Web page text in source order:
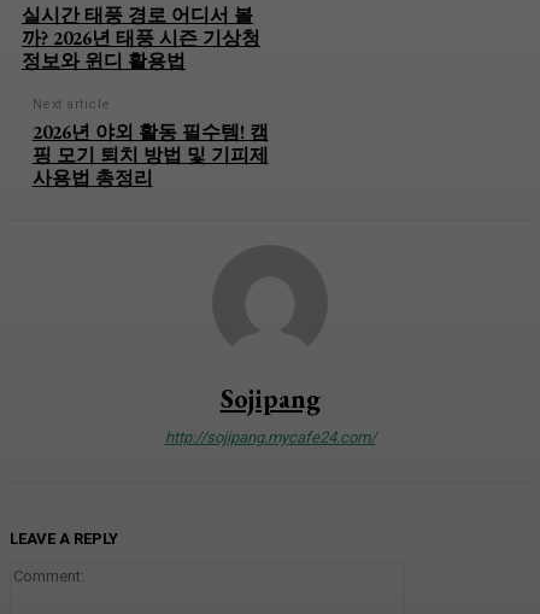
실시간 태풍 경로 어디서 볼
까? 2026년 태풍 시즌 기상청
정보와 윈디 활용법
Next article
2026년 야외 활동 필수템! 캠
핑 모기 퇴치 방법 및 기피제
사용법 총정리
Sojipang
http://sojipang.mycafe24.com/
LEAVE A REPLY